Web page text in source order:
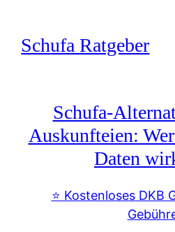
springen
Schufa Ratgeber
Schufa-
Auskunfteien:
Daten
⭐️ Kostenloses DKB